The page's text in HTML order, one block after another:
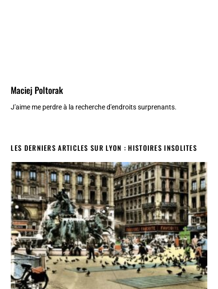
Maciej Poltorak
J'aime me perdre à la recherche d'endroits surprenants.
LES DERNIERS ARTICLES SUR LYON : HISTOIRES INSOLITES